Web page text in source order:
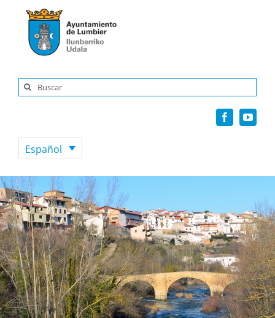
Saltar
contenido
Buscar:
Español